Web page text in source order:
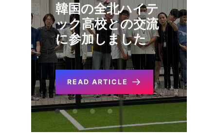
韓国の全北ハイテ
ック高校との交流
に参加しました
READ ARTICLE
地域連携
今年も中学生向け
学校説明会で社長
が城工房を説明
READ ARTICLE
地域連携
万能調理器ACTを
購入していただき
ました。
READ ARTICLE
地域連携
東大阪市民ふれあ
い祭りに出店
READ ARTICLE